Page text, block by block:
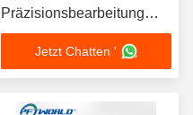
Präzisionsbearbeitung
CNC-Fertigung
Jetzt Chatten '